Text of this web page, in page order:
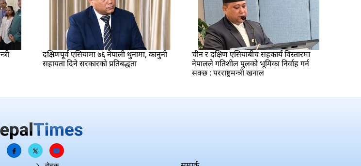
दक्षिणपूर्व एसियामा ७६ नेपाली थुनामा, कानुनी
सहायता दिने सरकारको प्रतिबद्धता
चीन र दक्षिण एसियाबीच सहकार्य विस्तारमा
नेपालले गतिशील पुलको भूमिका निर्वाह गर्न
सक्छ : परराष्ट्रमन्त्री खनाल